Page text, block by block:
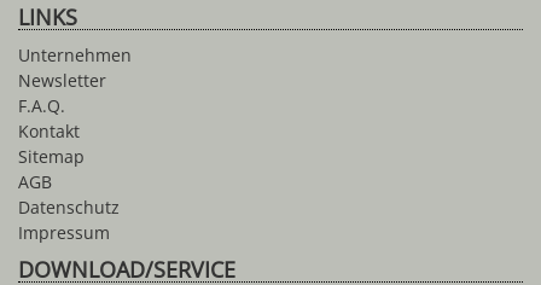
LINKS
Unternehmen
Newsletter
F.A.Q.
Kontakt
Sitemap
AGB
Datenschutz
Impressum
DOWNLOAD/SERVICE